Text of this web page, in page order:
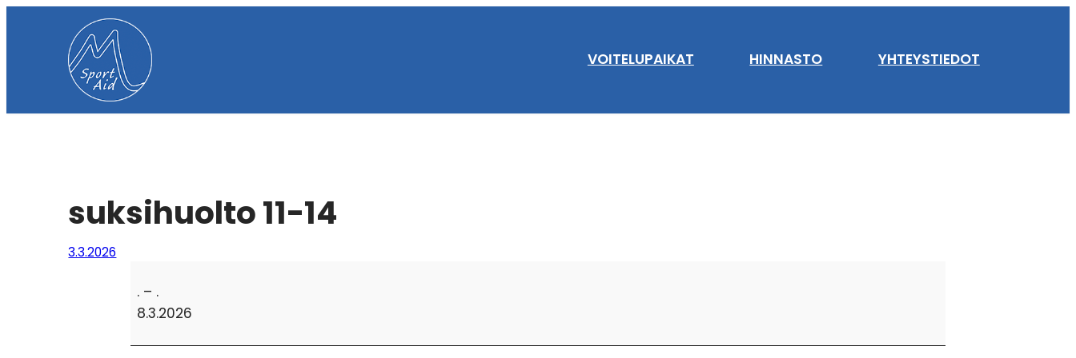
VOITELUPAIKAT
HINNASTO YHTEYSTIEDOT
suksihuolto 11-14
3.3.2026
11-
14
. – .
8.3.2026